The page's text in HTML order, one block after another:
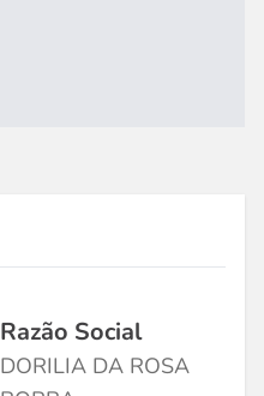
Razão Social
DORILIA DA ROSA